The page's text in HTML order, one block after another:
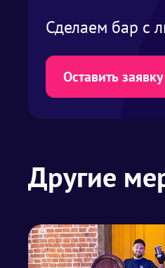
Сделаем бар с
Оставить заявку
Другие